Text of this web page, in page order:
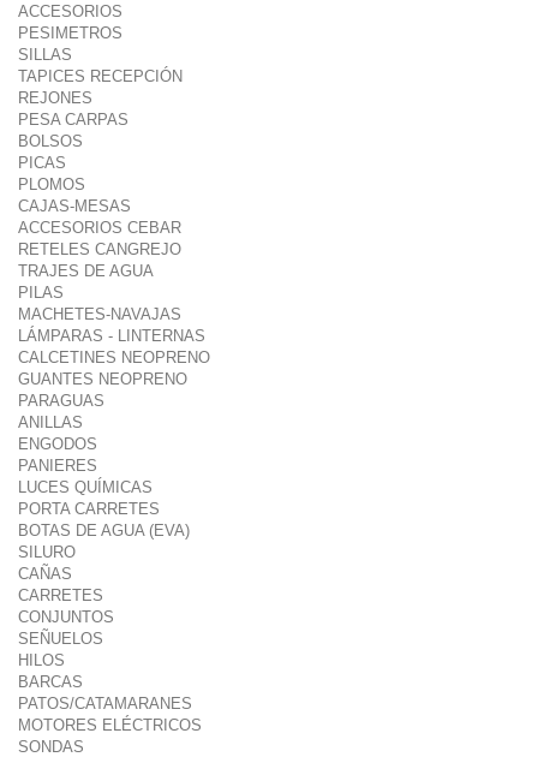
ACCESORIOS
PESIMETROS
SILLAS
TAPICES RECEPCIÓN
REJONES
PESA CARPAS
BOLSOS
PICAS
PLOMOS
CAJAS-MESAS
ACCESORIOS CEBAR
RETELES CANGREJO
TRAJES DE AGUA
PILAS
MACHETES-NAVAJAS
LÁMPARAS - LINTERNAS
CALCETINES NEOPRENO
GUANTES NEOPRENO
PARAGUAS
ANILLAS
ENGODOS
PANIERES
LUCES QUÍMICAS
PORTA CARRETES
BOTAS DE AGUA (EVA)
SILURO
CAÑAS
CARRETES
CONJUNTOS
SEÑUELOS
HILOS
BARCAS
PATOS/CATAMARANES
MOTORES ELÉCTRICOS
SONDAS